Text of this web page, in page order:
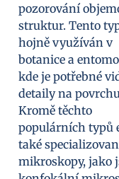
pozorování
struktur. Tento
hojně využíván v
botanice a
kde je potřebné
detaily na
Kromě těchto
populárních typů
také
mikroskopy, jako